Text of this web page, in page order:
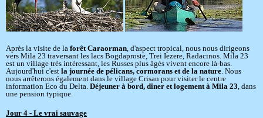
Après la visite de la forêt Caraorman, d'aspect tropical, nous nous dirigeons
vers Mila 23 traversant les lacs Bogdaproste, Trei Iezere, Radacinos. Mila 23
est un village très intéressant, les Russes plus âgés vivent encore là-bas.
Aujourd'hui c'est la journée de pélicans, cormorans et de la nature. Nous
nous arrêterons également dans le village Crisan pour visiter le centre
information Eco du Delta. Déjeuner à bord, dîner et logement à Mila 23, dans
une pension typique.
Jour 4 - Le vrai sauvage